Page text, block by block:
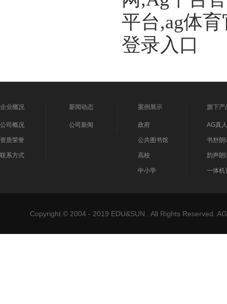
平台,ag体
登录入口
企业概况
公司概况
资质荣誉
联系方式
新闻动态
公司新闻
案例展示
政府
公共图书馆
高校
中小学
旗下产
AG真
书舒朗
韵声朗
一体机
Copyright © 2004 - 2019 EDU&SUN . All Rights Reserved.